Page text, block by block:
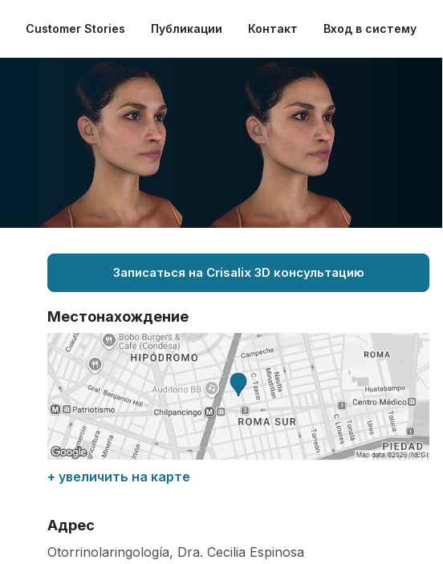
Customer Stories Публикации Контакт Вход в систему
Записаться на Crisalix 3D консультацию
Местонахождение
+ увеличить на карте
Адрес
Otorrinolaringología, Dra. Cecilia Espinosa